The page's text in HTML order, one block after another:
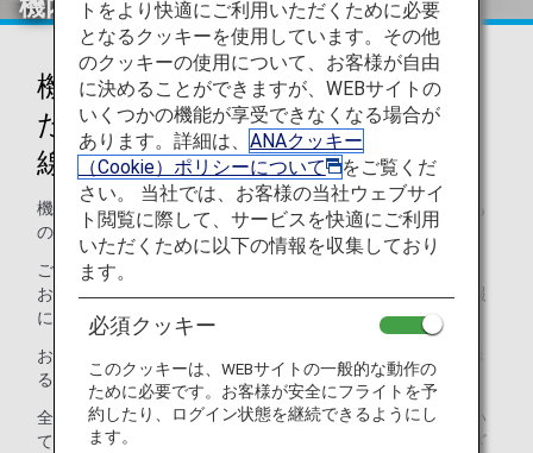
機内持ち込み・お預かりできないもの
機内持ち込み・お預かりが制限ま
たは禁止されているもの（国際
線）
機内へのお持ち込みができないものとお預かりができないも
のについて説明させていただきます。
ご注意：一部の国・地域によっては、他にも機内持ち込み・
お預かりの制限を設けている場合があります。その他の情報
につきましては、
空港・都市の情報
をご覧ください。
お預かりまたは機内持ち込み可能かどうか不安な場合、でき
る限り早く、
お電話でANAにお問い合わせください。
全路線共通の制限についてご案内します。海外の渡航におい
て、飛行機にお持ち込み、お預かりができない手荷物がござ
トをより快適にご利用いただくために必要
となるクッキーを使用しています。その他
のクッキーの使用について、お客様が自由
に決めることができますが、WEBサイトの
いくつかの機能が享受できなくなる場合が
あります。詳細は、 ANAクッキー
（Cookie）ポリシーについて
をご覧くだ
さい。 当社では、お客様の当社ウェブサイ
ト閲覧に際して、サービスを快適にご利用
いただくために以下の情報を収集しており
ます。
必須クッキー
このクッキーは、WEBサイトの一般的な動作の
ために必要です。お客様が安全にフライトを予
約したり、ログイン状態を継続できるようにし
ます。